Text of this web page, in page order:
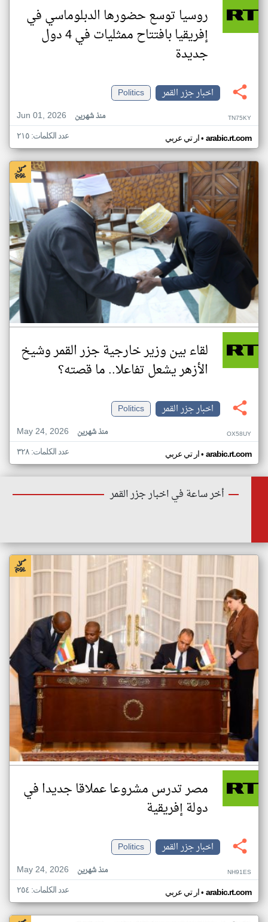
روسيا توسع حضورها الدبلوماسي في
إفريقيا بافتتاح ممثليات في 4 دول
جديدة
اخبار جزر القمر
Politics
Jun 01, 2026
منذ شهرين TN75KY
ار تي عربي• arabic.rt.com عدد الكلمات: ٢١٥
لقاء بين وزير خارجية جزر القمر وشيخ
الأزهر يشعل تفاعلا.. ما قصته؟
اخبار جزر القمر
Politics
May 24, 2026
منذ شهرين OX58UY
ار تي عربي• arabic.rt.com عدد الكلمات: ٣٢٨
أخر ساعة في اخبار جزر القمر
مصر تدرس مشروعا عملاقا جديدا في
دولة إفريقية
اخبار جزر القمر
Politics
May 24, 2026
منذ شهرين NH91ES
ار تي عربي• arabic.rt.com عدد الكلمات: ٢٥٤